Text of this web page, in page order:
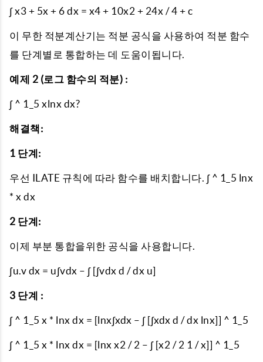
∫ x3 + 5x + 6 dx = x4 + 10x2 + 24x / 4 + c
이 무한 적분계산기는 적분 공식을 사용하여 적분 함수
를 단계별로 통합하는 데 도움이됩니다.
예제 2 (로그 함수의 적분) :
∫ ^ 1_5 xlnx dx?
해결책:
1 단계:
우선 ILATE 규칙에 따라 함수를 배치합니다. ∫ ^ 1_5 lnx
* x dx
2 단계:
이제 부분 통합을위한 공식을 사용합니다.
∫u.v dx = u∫vdx – ∫ [∫vdx d / dx u]
3 단계 :
∫ ^ 1_5 x * lnx dx = [lnx∫xdx – ∫ [∫xdx d / dx lnx]] ^ 1_5
∫ ^ 1_5 x * lnx dx = [lnx x2 / 2 – ∫ [x2 / 2 1 / x]] ^ 1_5